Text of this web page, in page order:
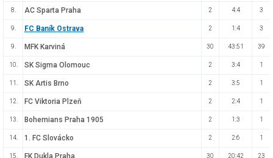
8. AC Sparta Praha 2 4:4 3
9. FC Baník Ostrava 2 1:4 3
9. MFK Karviná 30 43:51 39
10. SK Sigma Olomouc 2 3:4 1
11. SK Artis Brno 2 3:5 1
12. FC Viktoria Plzeň 2 2:4 1
13. Bohemians Praha 1905 2 1:3 1
14. 1. FC Slovácko 2 2:6 1
15. FK Dukla Praha 30 20:42 23